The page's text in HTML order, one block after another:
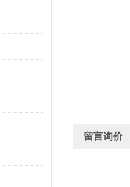
留言询价